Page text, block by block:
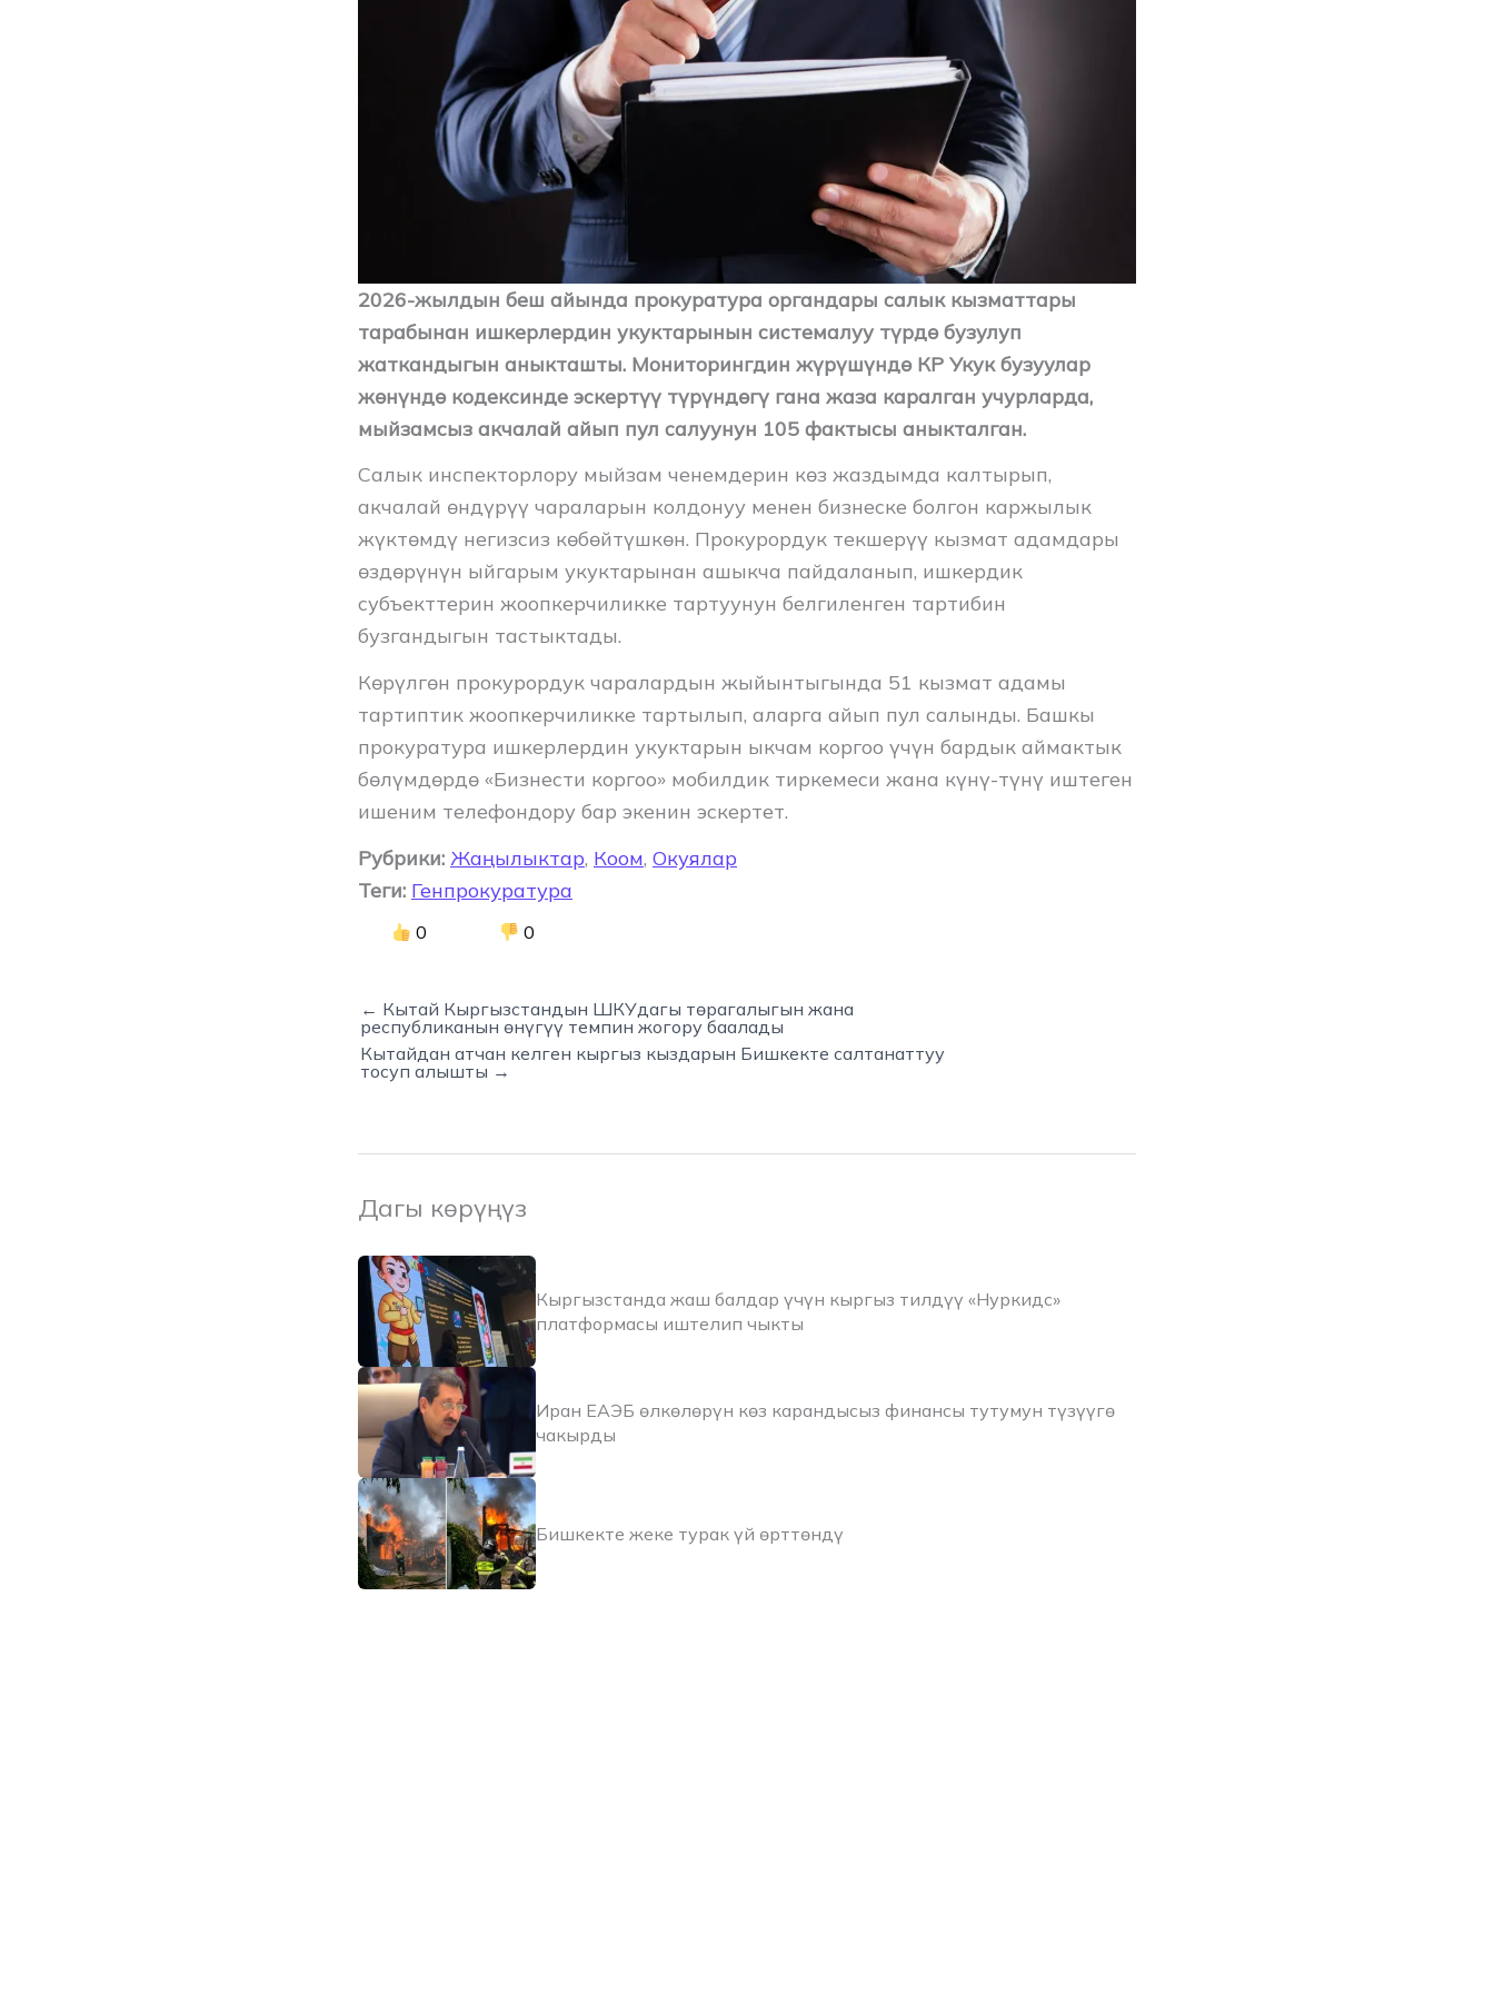
2026-жылдын беш айында прокуратура органдары салык кызматтары
тарабынан ишкерлердин укуктарынын системалуу түрдө бузулуп
жаткандыгын аныкташты. Мониторингдин жүрүшүндө КР Укук бузуулар
жөнүндө кодексинде эскертүү түрүндөгү гана жаза каралган учурларда,
мыйзамсыз акчалай айып пул салуунун 105 фактысы аныкталган.
Салык инспекторлору мыйзам ченемдерин көз жаздымда калтырып,
акчалай өндүрүү чараларын колдонуу менен бизнеске болгон каржылык
жүктөмдү негизсиз көбөйтүшкөн. Прокурордук текшерүү кызмат адамдары
өздөрүнүн ыйгарым укуктарынан ашыкча пайдаланып, ишкердик
субъекттерин жоопкерчиликке тартуунун белгиленген тартибин
бузгандыгын тастыктады.
Көрүлгөн прокурордук чаралардын жыйынтыгында 51 кызмат адамы
тартиптик жоопкерчиликке тартылып, аларга айып пул салынды. Башкы
прокуратура ишкерлердин укуктарын ыкчам коргоо үчүн бардык аймактык
бөлүмдөрдө «Бизнести коргоо» мобилдик тиркемеси жана күнү-түнү иштеген
ишеним телефондору бар экенин эскертет.
Рубрики: Жаңылыктар, Коом, Окуялар
Теги: Генпрокуратура
0 0
← Кытай Кыргызстандын ШКУдагы төрагалыгын жана
республиканын өнүгүү темпин жогору баалады
Кытайдан атчан келген кыргыз кыздарын Бишкекте салтанаттуу
тосуп алышты →
Дагы көрүңүз
Кыргызстанда жаш балдар үчүн кыргыз тилдүү «Нуркидс»
платформасы иштелип чыкты
Иран ЕАЭБ өлкөлөрүн көз карандысыз финансы тутумун түзүүгө
чакырды
Бишкекте жеке турак үй өрттөндү